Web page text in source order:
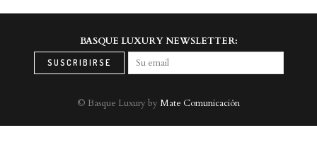
BASQUE LUXURY NEWSLETTER:
© Basque Luxury by Mate Comunicación